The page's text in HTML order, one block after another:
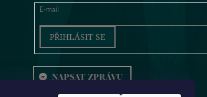
E-mail
PŘIHLÁSIT SE
NAPSAT ZPRÁVU